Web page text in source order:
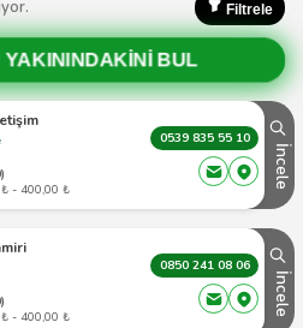
Filtrele
YAKININDAKİNİ BUL
₺ - 400,00 ₺
0539 835 55 10
İncele
₺ - 400,00 ₺
0850 241 08 06
İncele